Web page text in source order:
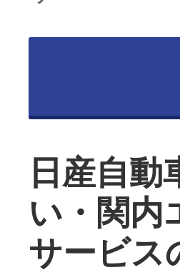
日産自
い・関内
サービス